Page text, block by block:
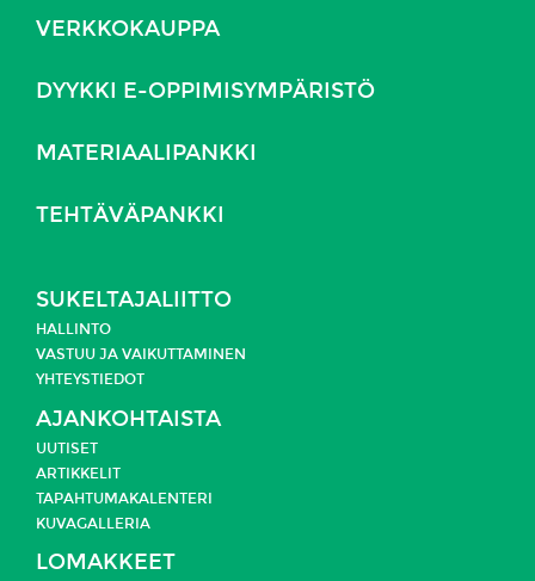
VERKKOKAUPPA
DYYKKI E-OPPIMISYMPÄRISTÖ
MATERIAALIPANKKI
TEHTÄVÄPANKKI
SUKELTAJALIITTO
HALLINTO
VASTUU JA VAIKUTTAMINEN
YHTEYSTIEDOT
AJANKOHTAISTA
UUTISET
ARTIKKELIT
TAPAHTUMAKALENTERI
KUVAGALLERIA
LOMAKKEET